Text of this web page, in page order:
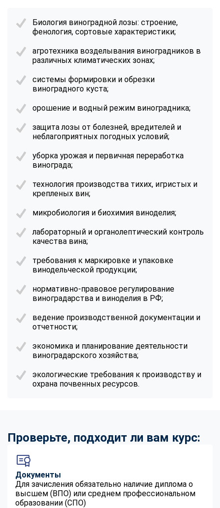
Биология виноградной лозы: строение,
фенология, сортовые характеристики;
агротехника возделывания виноградников в
различных климатических зонах;
системы формировки и обрезки
виноградного куста;
орошение и водный режим виноградника;
защита лозы от болезней, вредителей и
неблагоприятных погодных условий;
уборка урожая и первичная переработка
винограда;
технология производства тихих, игристых и
крепленых вин;
микробиология и биохимия виноделия;
лабораторный и органолептический контроль
качества вина;
требования к маркировке и упаковке
винодельческой продукции;
нормативно-правовое регулирование
виноградарства и виноделия в РФ;
ведение производственной документации и
отчетности;
экономика и планирование деятельности
виноградарского хозяйства;
экологические требования к производству и
охрана почвенных ресурсов.
Проверьте, подходит ли вам курс:
Документы
Для зачисления обязательно наличие диплома о
высшем (ВПО) или среднем профессиональном
образовании (СПО)
online
Мессенджеры
Vkontakte